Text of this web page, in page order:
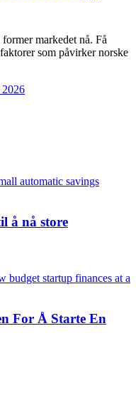
markedet nå. Få
som påvirker norske
å nå store
For Å Starte En